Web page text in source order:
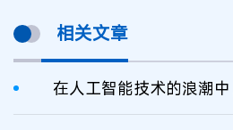
相关文章